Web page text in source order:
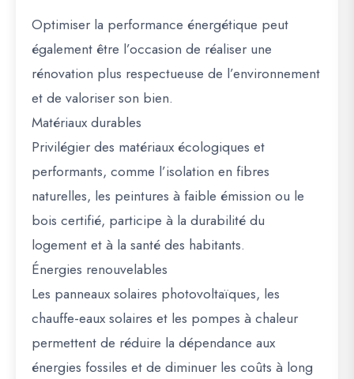
Optimiser la performance énergétique peut
également être l’occasion de réaliser une
rénovation plus respectueuse de l’environnement
et de valoriser son bien.
Matériaux durables
Privilégier des matériaux écologiques et
performants, comme l’isolation en fibres
naturelles, les peintures à faible émission ou le
bois certifié, participe à la durabilité du
logement et à la santé des habitants.
Énergies renouvelables
Les panneaux solaires photovoltaïques, les
chauffe-eaux solaires et les pompes à chaleur
permettent de réduire la dépendance aux
énergies fossiles et de diminuer les coûts à long